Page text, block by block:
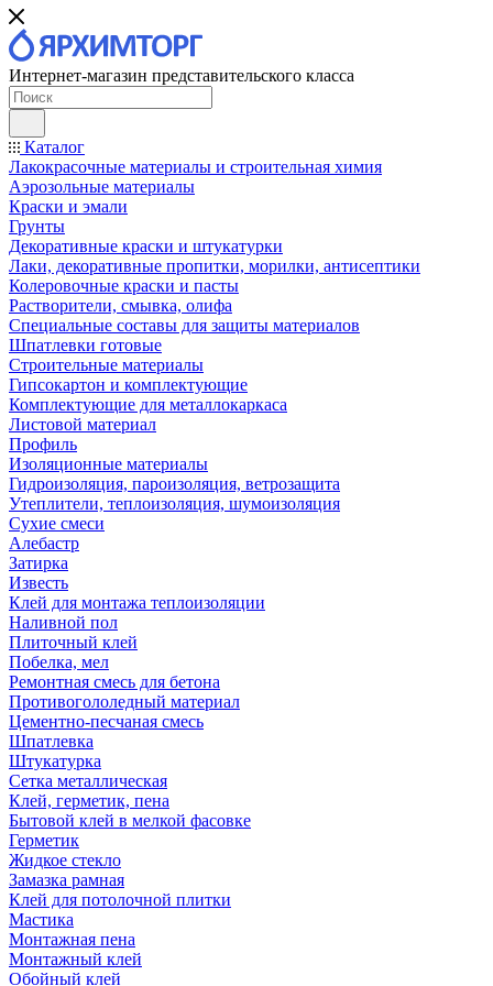
Интернет-магазин представительского класса
Каталог
Лакокрасочные материалы и строительная химия
Аэрозольные материалы
Краски и эмали
Грунты
Декоративные краски и штукатурки
Лаки, декоративные пропитки, морилки, антисептики
Колеровочные краски и пасты
Растворители, смывка, олифа
Специальные составы для защиты материалов
Шпатлевки готовые
Строительные материалы
Гипсокартон и комплектующие
Комплектующие для металлокаркаса
Листовой материал
Профиль
Изоляционные материалы
Гидроизоляция, пароизоляция, ветрозащита
Утеплители, теплоизоляция, шумоизоляция
Сухие смеси
Алебастр
Затирка
Известь
Клей для монтажа теплоизоляции
Наливной пол
Плиточный клей
Побелка, мел
Ремонтная смесь для бетона
Противогололедный материал
Цементно-песчаная смесь
Шпатлевка
Штукатурка
Сетка металлическая
Клей, герметик, пена
Бытовой клей в мелкой фасовке
Герметик
Жидкое стекло
Замазка рамная
Клей для потолочной плитки
Мастика
Монтажная пена
Монтажный клей
Обойный клей